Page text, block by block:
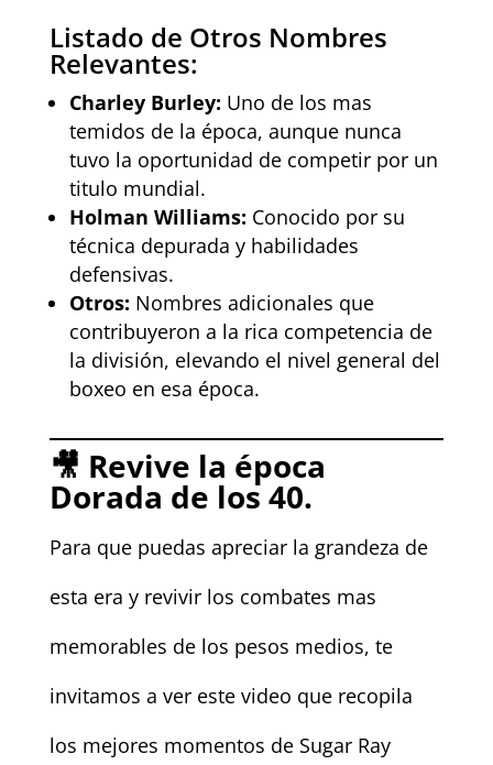
Listado de Otros Nombres
Relevantes:
Charley Burley: Uno de los mas
temidos de la época, aunque nunca
tuvo la oportunidad de competir por un
titulo mundial.
Holman Williams: Conocido por su
técnica depurada y habilidades
defensivas.
Otros: Nombres adicionales que
contribuyeron a la rica competencia de
la división, elevando el nivel general del
boxeo en esa época.
🎥 Revive la época
Dorada de los 40.
Para que puedas apreciar la grandeza de
esta era y revivir los combates mas
memorables de los pesos medios, te
invitamos a ver este video que recopila
los mejores momentos de Sugar Ray